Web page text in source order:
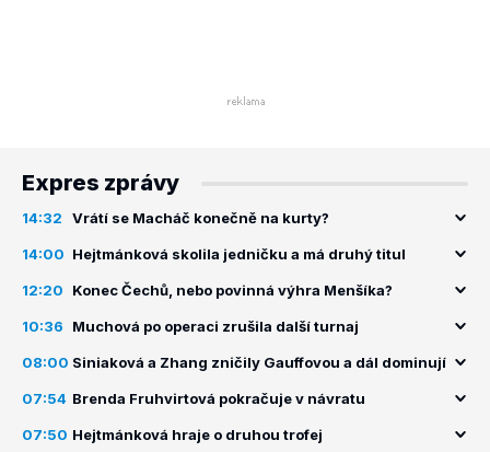
Expres zprávy
14:32 Vrátí se Macháč konečně na kurty?
14:00 Hejtmánková skolila jedničku a má druhý titul
12:20 Konec Čechů, nebo povinná výhra Menšíka?
10:36 Muchová po operaci zrušila další turnaj
08:00 Siniaková a Zhang zničily Gauffovou a dál dominují
07:54 Brenda Fruhvirtová pokračuje v návratu
07:50 Hejtmánková hraje o druhou trofej